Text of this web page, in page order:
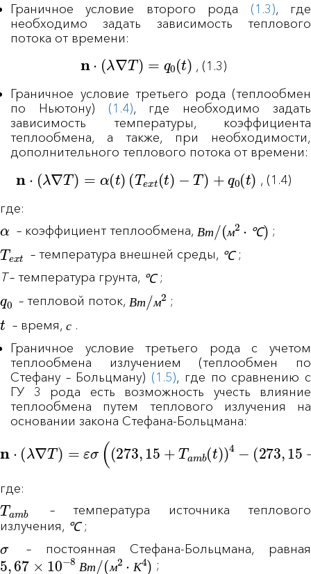
Граничное условие второго рода (1.3), где
необходимо задать зависимость теплового
потока от времени:
λ∇ T)=q
, (1.3)
Граничное условие третьего рода (теплообмен
по Ньютону) (1.4), где необходимо задать
зависимость температуры, коэффициента
теплообмена, а также, при необходимости,
дополнительного теплового потока от времени:
λ∇T)=α ex (t)− T)+ 0(t)
, (1.4)
где:
– коэффициент теплообмена, В т м ℃
(м 2 ) ;
Te – температура внешней среды, ℃
℃
;
T– температура грунта, ℃ ;
– тепловой поток, Вт м
м 2 ;
t – время, с
.
Граничное условие третьего рода с учетом
теплообмена излучением (теплообмен по
Стефану – Больцману) (1.5), где по сравнению с
ГУ 3 рода есть возможность учесть влияние
теплообмена путем теплового излучения на
основании закона Стефана-Больцмана:
λ∇T)=ε 273,15+ Tam b (t) −(273 15+T 4 )
где:
Ta
– температура источника теплового
излучения,
℃
℃;
– постоянная Стефана-Больцмана, равная
Вт м К
5 67× 10−8Вт/(м2⋅ К4) ;